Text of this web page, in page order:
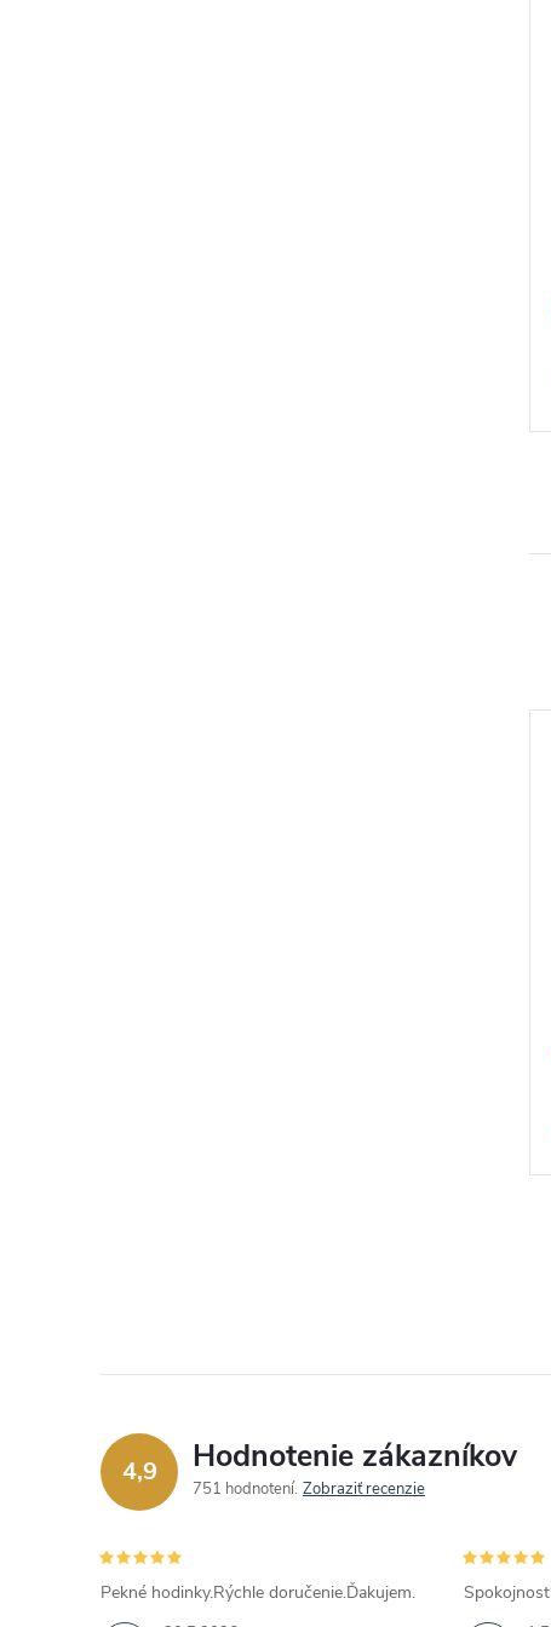
4,9 Hodnotenie zákazníkov
751 hodnotení Zobraziť recenzie
Pekné hodinky.Rýchle doručenie.Ďakujem. Spokojnost